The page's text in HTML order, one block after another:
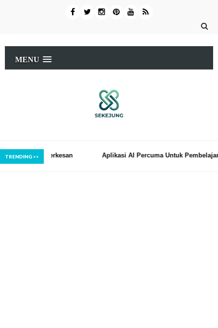
MENU
Aplikasi AI Percuma Untuk Pembelajaran Anak Anda